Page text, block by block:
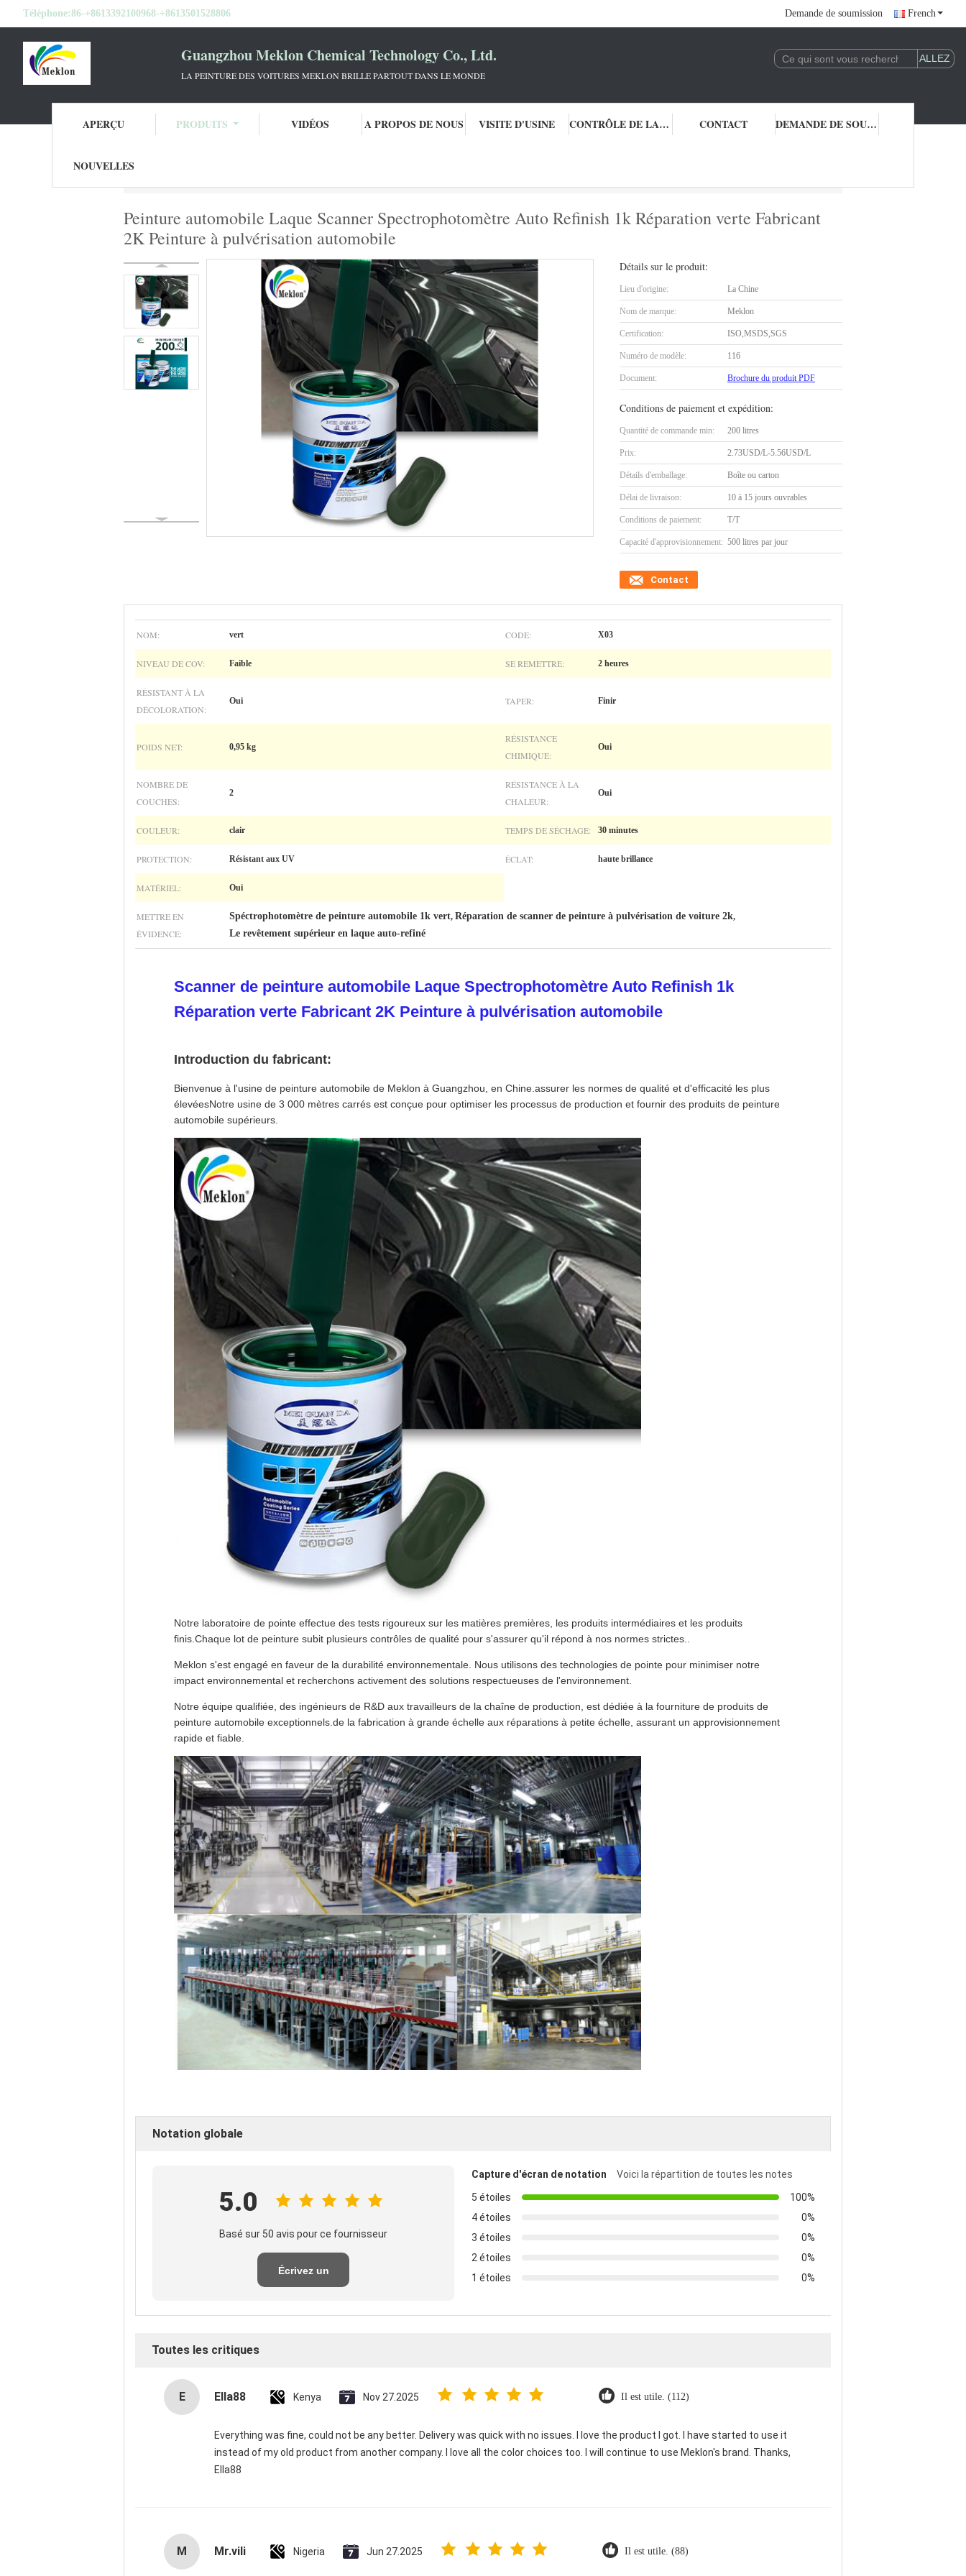
Téléphone:86-+8613392100968-+8613501528806 Demande de soumission French
Guangzhou Meklon Chemical Technology Co., Ltd.
LA PEINTURE DES VOITURES MEKLON BRILLE PARTOUT DANS LE MONDE
APERÇU PRODUITS VIDÉOS A PROPOS DE NOUS VISITE D'USINE CONTRÔLE DE LA QUALITÉ CONTACT DEMANDE DE SOUMISSION
NOUVELLES
Peinture automobile Laque Scanner Spectrophotomètre Auto Refinish 1k Réparation verte Fabricant
2K Peinture à pulvérisation automobile
Détails sur le produit:
Lieu d'origine: La Chine
Nom de marque: Meklon
Certification: ISO,MSDS,SGS
Numéro de modèle: 116
Document: Brochure du produit PDF
Conditions de paiement et expédition:
Quantité de commande min: 200 litres
Prix: 2.73USD/L-5.56USD/L
Détails d'emballage: Boîte ou carton
Délai de livraison: 10 à 15 jours ouvrables
Conditions de paiement: T/T
Capacité d'approvisionnement: 500 litres par jour
Contact
NOM: vert CODE: X03
NIVEAU DE COV: Faible SE REMETTRE: 2 heures
RÉSISTANT À LA
DÉCOLORATION:
Oui TAPER: Finir
POIDS NET: 0,95 kg
RÉSISTANCE
CHIMIQUE:
Oui
NOMBRE DE
COUCHES:
2
RÉSISTANCE À LA
CHALEUR:
Oui
COULEUR: clair TEMPS DE SÉCHAGE: 30 minutes
PROTECTION: Résistant aux UV ÉCLAT: haute brillance
MATÉRIEL: Oui
METTRE EN
ÉVIDENCE:
Spéctrophotomètre de peinture automobile 1k vert, Réparation de scanner de peinture à pulvérisation de voiture 2k,
Le revêtement supérieur en laque auto-refiné
Scanner de peinture automobile Laque Spectrophotomètre Auto Refinish 1k
Réparation verte Fabricant 2K Peinture à pulvérisation automobile
Introduction du fabricant:
Bienvenue à l'usine de peinture automobile de Meklon à Guangzhou, en Chine.assurer les normes de qualité et d'efficacité les plus
élevéesNotre usine de 3 000 mètres carrés est conçue pour optimiser les processus de production et fournir des produits de peinture
automobile supérieurs.
Notre laboratoire de pointe effectue des tests rigoureux sur les matières premières, les produits intermédiaires et les produits
finis.Chaque lot de peinture subit plusieurs contrôles de qualité pour s'assurer qu'il répond à nos normes strictes..
Meklon s'est engagé en faveur de la durabilité environnementale. Nous utilisons des technologies de pointe pour minimiser notre
impact environnemental et recherchons activement des solutions respectueuses de l'environnement.
Notre équipe qualifiée, des ingénieurs de R&D aux travailleurs de la chaîne de production, est dédiée à la fourniture de produits de
peinture automobile exceptionnels.de la fabrication à grande échelle aux réparations à petite échelle, assurant un approvisionnement
rapide et fiable.
Notation globale
5.0
Basé sur 50 avis pour ce fournisseur
Écrivez un
Capture d'écran de notation
Voici la répartition de toutes les notes
5 étoiles
100%
4 étoiles
0%
3 étoiles
0%
2 étoiles
0%
1 étoiles
0%
Toutes les critiques
E Ella88 Kenya Nov 27.2025 Il est utile. (112)
Everything was fine, could not be any better. Delivery was quick with no issues. I love the product I got. I have started to use it
instead of my old product from another company. I love all the color choices too. I will continue to use Meklon's brand. Thanks,
Ella88
M Mr.vili Nigeria Jun 27.2025 Il est utile. (88)